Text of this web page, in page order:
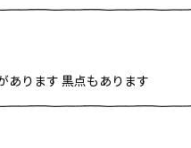
あります 黒点もあります